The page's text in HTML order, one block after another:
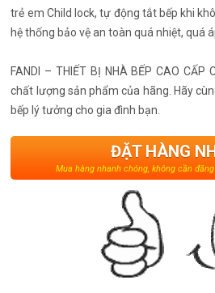
trẻ em Child lock, tự động tắt bếp khi
hệ thống bảo vệ an toàn quá nhiệt, quá
FANDI – THIẾT BỊ NHÀ BẾP CAO
chất lượng sản phẩm của hãng. Hãy
bếp lý tưởng cho gia đình bạn.
ĐẶT HÀNG
Mua hàng nhanh chóng, không cần